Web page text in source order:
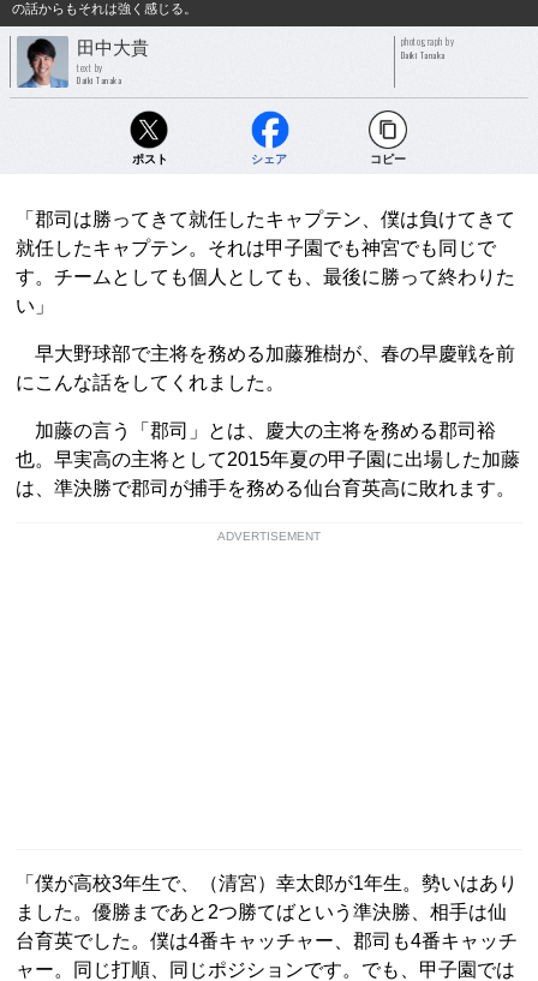
の話からもそれは強く感じる。
田中大貴
text by
Daiki Tanaka
photograph by
Daiki Tanaka
ポスト シェア コピー
「郡司は勝ってきて就任したキャプテン、僕は負けてきて
就任したキャプテン。それは甲子園でも神宮でも同じで
す。チームとしても個人としても、最後に勝って終わりた
い」
早大野球部で主将を務める加藤雅樹が、春の早慶戦を前
にこんな話をしてくれました。
加藤の言う「郡司」とは、慶大の主将を務める郡司裕
也。早実高の主将として2015年夏の甲子園に出場した加藤
は、準決勝で郡司が捕手を務める仙台育英高に敗れます。
ADVERTISEMENT
「僕が高校3年生で、（清宮）幸太郎が1年生。勢いはあり
ました。優勝まであと2つ勝てばという準決勝、相手は仙
台育英でした。僕は4番キャッチャー、郡司も4番キャッチ
ャー。同じ打順、同じポジションです。でも、甲子園では